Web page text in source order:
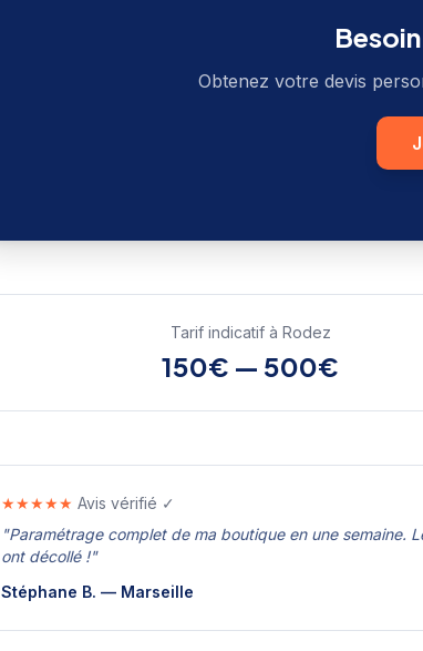
Obtenez votre devis
Tarif indicatif à Rodez
150€ — 500€
★★★★★ Avis vérifié ✓
"Paramétrage complet de ma boutique en une semaine.
ont décollé !"
Stéphane B. — Marseille